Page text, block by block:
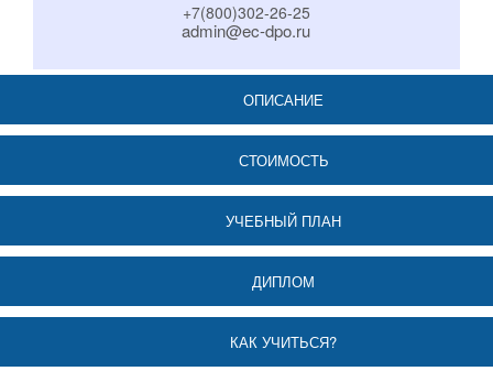
+7(800)302-26-25
admin@ec-dpo.ru
ОПИСАНИЕ
СТОИМОСТЬ
УЧЕБНЫЙ ПЛАН
ДИПЛОМ
КАК УЧИТЬСЯ?